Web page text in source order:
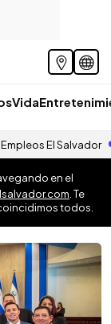
Vida
Empleos El Salvador
en el
. Te
todos.